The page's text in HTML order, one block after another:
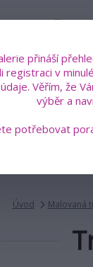
Jana Roselli?
Úvod Malovaná
přináší
registraci v
Věřím, že
výběr a
potřebovat